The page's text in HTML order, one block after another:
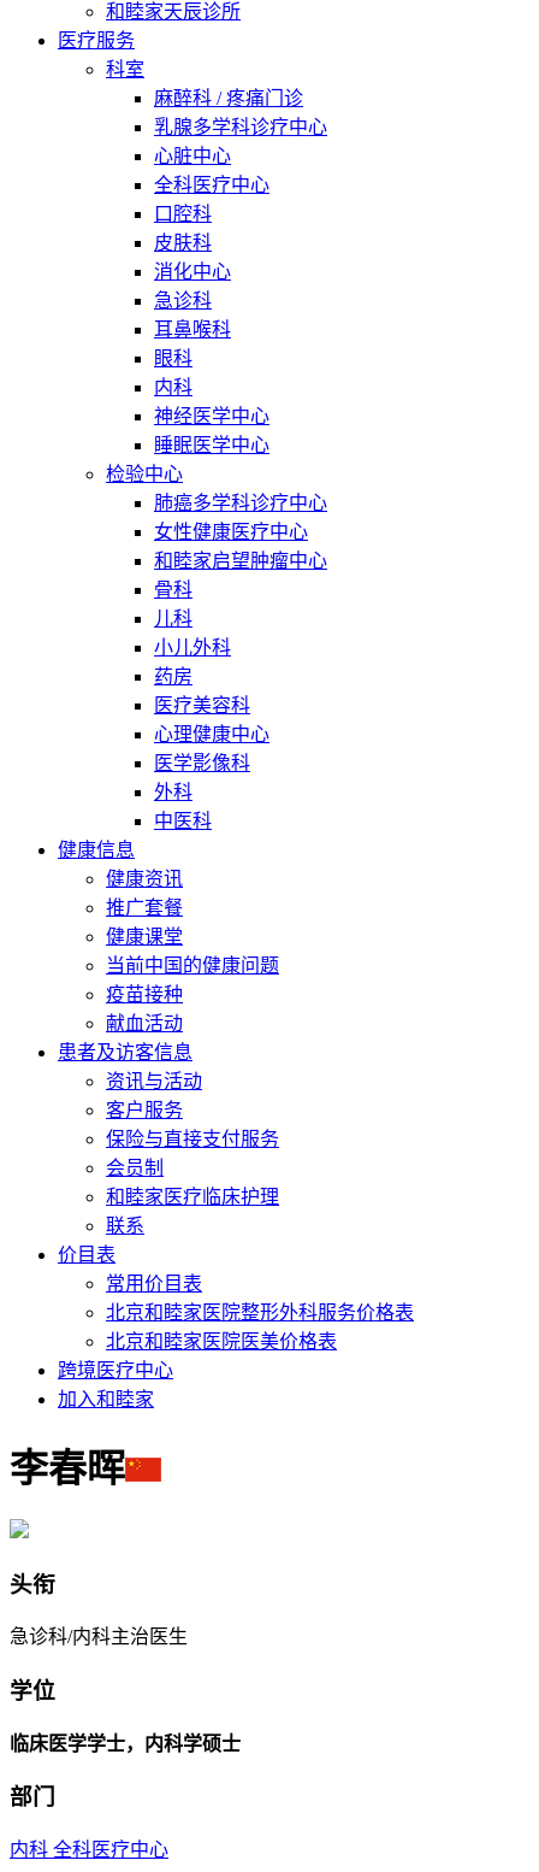
和睦家天辰诊所
医疗服务
科室
麻醉科 / 疼痛门诊
乳腺多学科诊疗中心
心脏中心
全科医疗中心
口腔科
皮肤科
消化中心
急诊科
耳鼻喉科
眼科
内科
神经医学中心
睡眠医学中心
检验中心
肺癌多学科诊疗中心
女性健康医疗中心
和睦家启望肿瘤中心
骨科
儿科
小儿外科
药房
医疗美容科
心理健康中心
医学影像科
外科
中医科
健康信息
健康资讯
推广套餐
健康课堂
当前中国的健康问题
疫苗接种
献血活动
患者及访客信息
资讯与活动
客户服务
保险与直接支付服务
会员制
和睦家医疗临床护理
联系
价目表
常用价目表
北京和睦家医院整形外科服务价格表
北京和睦家医院医美价格表
跨境医疗中心
加入和睦家
李春晖
头衔
急诊科/内科主治医生
学位
临床医学学士，内科学硕士
部门
内科 全科医疗中心